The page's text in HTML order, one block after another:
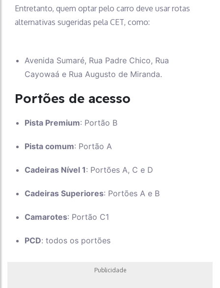
Entretanto, quem optar pelo carro deve usar rotas
alternativas sugeridas pela CET, como:
Avenida Sumaré, Rua Padre Chico, Rua
Cayowaá e Rua Augusto de Miranda.
Portões de acesso
Pista Premium: Portão B
Pista comum: Portão A
Cadeiras Nível 1: Portões A, C e D
Cadeiras Superiores: Portões A e B
Camarotes: Portão C1
PCD: todos os portões
Publicidade